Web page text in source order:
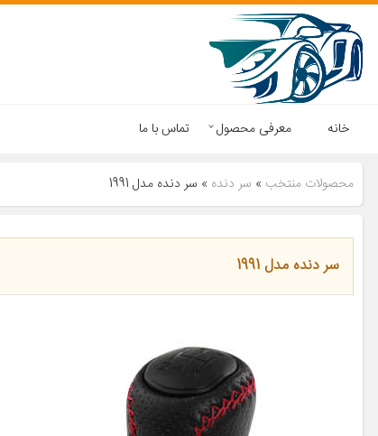
خانه معرفی محصول تماس با ما
محصولات منتخب » سر دنده » سر دنده مدل 1991
سر دنده مدل 1991